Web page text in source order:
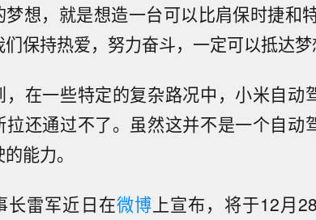
梦想，就是想造一台可以比肩保时捷和
保持热爱，努力奋斗，一定可以抵达梦
，在一些特定的复杂路况中，小米自动
拉还通过不了。虽然这并不是一个自动
能力。
长雷军近日在微博 上宣布，将于12月